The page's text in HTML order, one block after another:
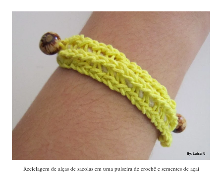
Reciclagem de alças de sacolas em uma pulseira de crochê e sementes de açaí